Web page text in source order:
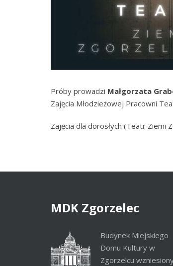
Próby prowadzi Małgorzata
Zajęcia Młodzieżowej Pracowni
Zajęcia dla dorosłych (Teatr Ziemi
MDK Zgorzelec
Budynek Miejskiego
Domu Kultury w
Zgorzelcu